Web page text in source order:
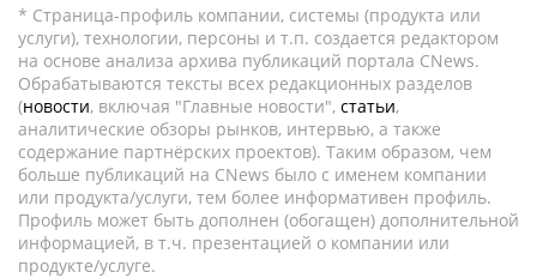
* Страница-профиль компании, системы (продукта или
услуги), технологии, персоны и т.п. создается редактором
на основе анализа архива публикаций портала CNews.
Обрабатываются тексты всех редакционных разделов
(новости, включая "Главные новости", статьи,
аналитические обзоры рынков, интервью, а также
содержание партнёрских проектов). Таким образом, чем
больше публикаций на CNews было с именем компании
или продукта/услуги, тем более информативен профиль.
Профиль может быть дополнен (обогащен) дополнительной
информацией, в т.ч. презентацией о компании или
продукте/услуге.